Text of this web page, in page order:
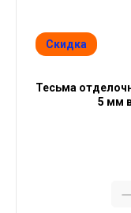
Скидка
Тесьма
5 мм